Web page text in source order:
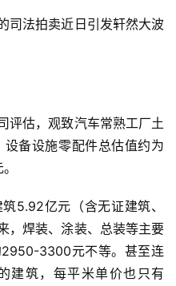
司法拍卖近日引发轩然大波
评估，观致汽车常熟工厂土
备设施零配件总估值约为
5.92亿元（含无证建筑、
，焊装、涂装、总装等主要
3300元不等。甚至连
建筑，每平米单价也只有